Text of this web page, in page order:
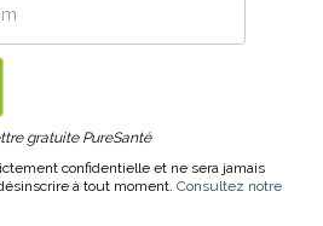
gratuite PureSanté
confidentielle et ne sera jamais
à tout moment. Consultez notre